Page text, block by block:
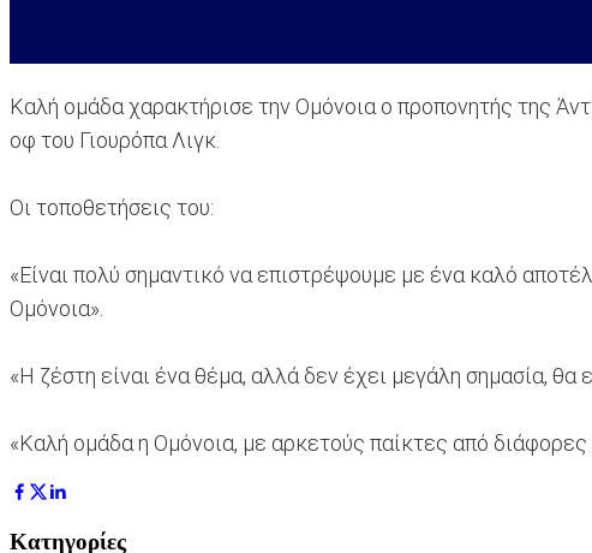
Καλή ομάδα χαρακτήρισε την Ομόνοια ο προπονητής της
οφ του Γιουρόπα Λιγκ.
Οι τοποθετήσεις του:
«Είναι πολύ σημαντικό να επιστρέψουμε με ένα καλό
Ομόνοια».
«Η ζέστη είναι ένα θέμα, αλλά δεν έχει μεγάλη σημασία,
«Καλή ομάδα η Ομόνοια, με αρκετούς παίκτες από
Κατηγορίες